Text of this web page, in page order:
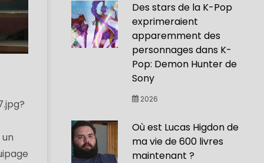
Des stars de la K-Pop
exprimeraient
apparemment des
personnages dans K-
Pop: Demon Hunter de
Sony
2026
Où est Lucas Higdon de
ma vie de 600 livres
maintenant ?